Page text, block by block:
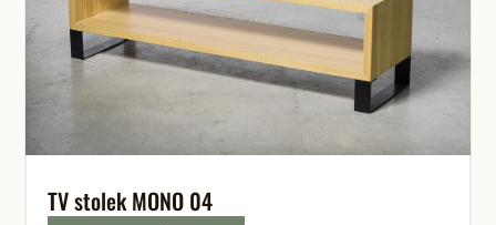
TV stolek MONO 04